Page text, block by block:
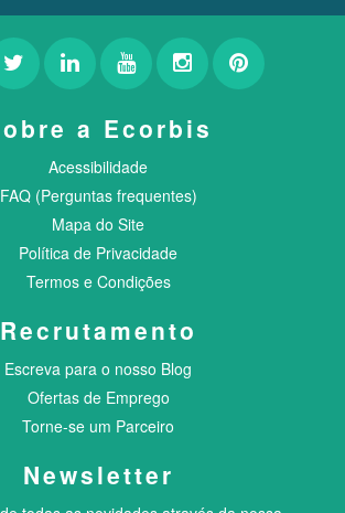
a Ecorbis
Acessibilidade
FAQ (Perguntas frequentes)
Mapa do Site
Política de Privacidade
Termos e Condições
Recrutamento
Escreva para o nosso Blog
Ofertas de Emprego
Torne-se um Parceiro
Newsletter